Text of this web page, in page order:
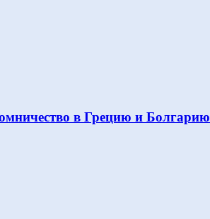
в Грецию и Болгарию